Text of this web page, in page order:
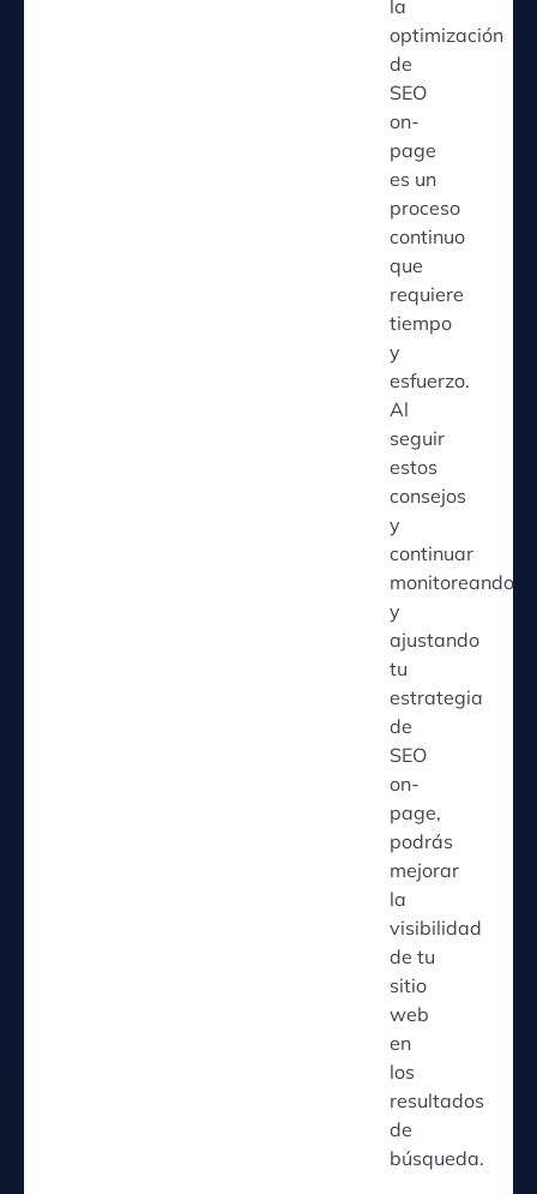
la
optimización
de
SEO
on-
page
es un
proceso
continuo
que
requiere
tiempo
y
esfuerzo.
Al
seguir
estos
consejos
y
continuar
monitoreando
y
ajustando
tu
estrategia
de
SEO
on-
page,
podrás
mejorar
la
visibilidad
de tu
sitio
web
en
los
resultados
de
búsqueda.